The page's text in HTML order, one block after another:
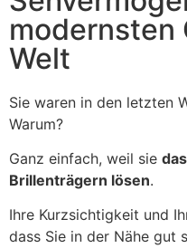
modernsten
Welt
Sie waren in den letzten
Warum?
Ganz einfach, weil sie
Brillenträgern lösen.
Ihre Kurzsichtigkeit und
dass Sie in der Nähe gut